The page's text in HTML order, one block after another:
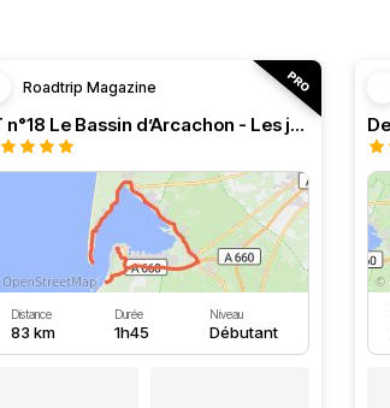
Roadtrip Magazine
RT n°18 Le Bassin d’Arcachon - Les jardins d’Épicure
Distance
83 km
Durée
1h45
Niveau
Débutant